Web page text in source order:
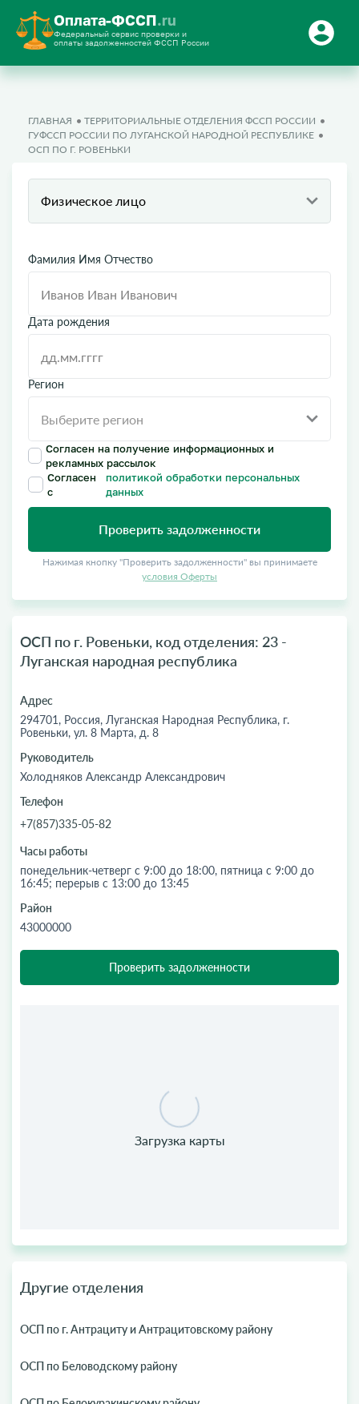
Оплата-ФССП.ru
Федеральный сервис проверки и
оплаты задолженностей ФССП России
ГЛАВНАЯ
ТЕРРИТОРИАЛЬНЫЕ ОТДЕЛЕНИЯ ФССП РОССИИ
ГУФССП РОССИИ ПО ЛУГАНСКОЙ НАРОДНОЙ РЕСПУБЛИКЕ
ОСП ПО Г. РОВЕНЬКИ
Физическое лицо
Фамилия Имя Отчество
Дата рождения
Регион
Согласен на получение информационных и
рекламных рассылок
Согласен
с
политикой обработки персональных
данных
Проверить задолженности
Нажимая кнопку "Проверить задолженности" вы принимаете
условия Оферты
ОСП по г. Ровеньки, код отделения: 23 -
Луганская народная республика
Адрес
294701, Россия, Луганская Народная Республика, г.
Ровеньки, ул. 8 Марта, д. 8
Руководитель
Холодняков Александр Александрович
Телефон
+7(857)335-05-82
Часы работы
понедельник-четверг с 9:00 до 18:00, пятница с 9:00 до
16:45; перерыв с 13:00 до 13:45
Район
43000000
Проверить задолженности
Другие отделения
ОСП по г. Антрациту и Антрацитовскому району
ОСП по Беловодскому району